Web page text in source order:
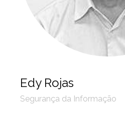
Edy Rojas
Segurança da Informação